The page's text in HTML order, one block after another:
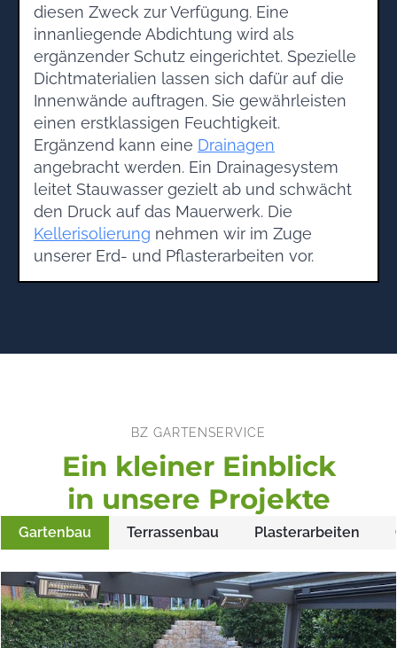
diesen Zweck zur Verfügung. Eine
innanliegende Abdichtung wird als
ergänzender Schutz eingerichtet. Spezielle
Dichtmaterialien lassen sich dafür auf die
Innenwände auftragen. Sie gewährleisten
einen erstklassigen Feuchtigkeit.
Ergänzend kann eine Drainagen
angebracht werden. Ein Drainagesystem
leitet Stauwasser gezielt ab und schwächt
den Druck auf das Mauerwerk. Die
Kellerisolierung nehmen wir im Zuge
unserer Erd- und Pflasterarbeiten vor.
BZ GARTENSERVICE
Ein kleiner Einblick
in unsere Projekte
Gartenbau Terrassenbau Plasterarbeiten